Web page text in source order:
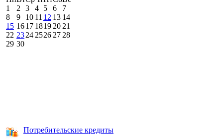
1
2 3 4 5 6
7
8
9 10 11 12 13 14
15 1617 1819 20 21
22 2324 2526 27 28
29 30
Потребительские кредиты